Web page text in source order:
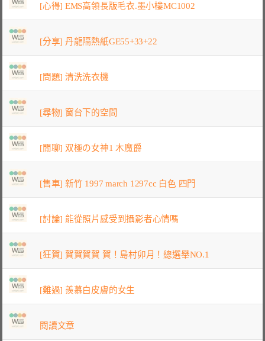
[心得] EMS高領長版毛衣.墨小樓MC1002
[分享] 丹龍隔熱紙GE55+33+22
[問題] 清洗洗衣機
[尋物] 窗台下的空間
[閒聊] 双極の女神1 木魔爵
[售車] 新竹 1997 march 1297cc 白色 四門
[討論] 能從照片感受到攝影者心情嗎
[狂賀] 賀賀賀賀 賀！島村卯月！總選舉NO.1
[難過] 羨慕白皮膚的女生
閱讀文章